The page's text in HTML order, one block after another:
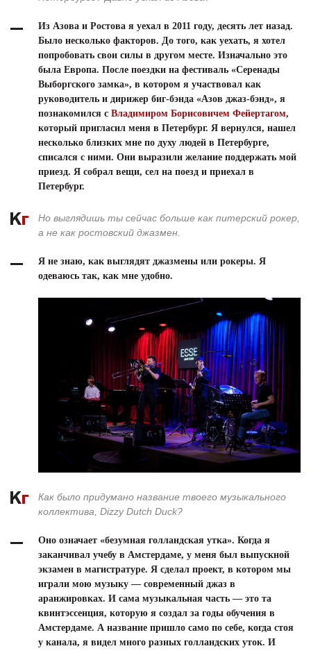
Из Азова и Ростова я уехал в 2011 году, десять лет назад.
Было несколько факторов. До того, как уехать, я хотел
попробовать свои силы в другом месте. Изначально это
была Европа. После поездки на фестиваль «Серенады
Выборгского замка», в котором я участвовал как
руководитель и дирижер биг-бэнда «Азов джаз-бэнд», я
познакомился с Владимиром Борисовичем Фейертагом,
который пригласил меня в Петербург. Я вернулся, нашел
несколько близких мне по духу людей в Петербурге,
списался с ними. Они выразили желание поддержать мой
приезд. Я собрал вещи, сел на поезд и приехал в
Петербург.
Но выглядишь ты сейчас больше как питерский рокер,
а не как ростовский джазмен.
Я не знаю, как выглядят джазмены или рокеры. Я
одеваюсь так, как мне удобно.
Как было придумано название твоего музыкального
коллектива, Dizzy Dutch Duck?
Оно означает «безумная голландская утка». Когда я
заканчивал учебу в Амстердаме, у меня был выпускной
экзамен в магистратуре. Я сделал проект, в котором мы
играли мою музыку — современный джаз в
аранжировках. И сама музыкальная часть — это та
квинтэссенция, которую я создал за годы обучения в
Амстердаме. А название пришло само по себе, когда стоя
у канала, я видел много разных голландских уток. И